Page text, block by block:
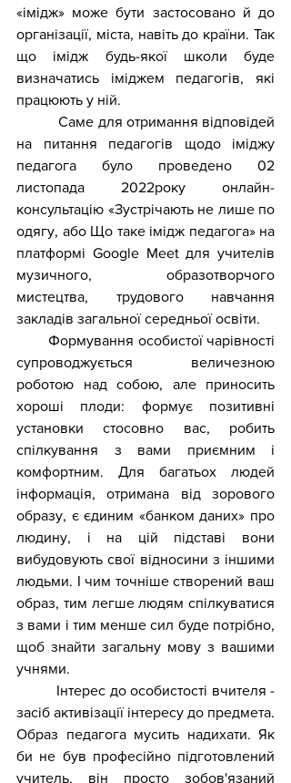
«імідж» може бути застосовано й до
організації, міста, навіть до країни. Так
що імідж будь-якої школи буде
визначатись іміджем педагогів, які
працюють у ній.
           Саме для отримання відповідей
на питання педагогів щодо іміджу
педагога було проведено 02
листопада 2022року онлайн-
консультацію «Зустрічають не лише по
одягу, або Що таке імідж педагога» на
платформі Google Meet для учителів
музичного, образотворчого
мистецтва, трудового навчання
закладів загальної середньої освіти.
        Формування особистої чарівності
супроводжується величезною
роботою над собою, але приносить
хороші плоди: формує позитивні
установки стосовно вас, робить
спілкування з вами приємним і
комфортним. Для багатьох людей
інформація, отримана від зорового
образу, є єдиним «банком даних» про
людину, і на цій підставі вони
вибудовують свої відносини з іншими
людьми. І чим точніше створений ваш
образ, тим легше людям спілкуватися
з вами і тим менше сил буде потрібно,
щоб знайти загальну мову з вашими
учнями.
засіб активізації інтересу до предмета.
Образ педагога мусить надихати. Як
би не був професійно підготовлений
учитель, він просто зобов'язаний